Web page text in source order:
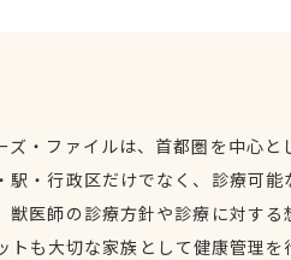
ズ・ファイルは、首都圏を中心
駅・行政区だけでなく、診療可
獣医師の診療方針や診療に対す
トも大切な家族として健康管理